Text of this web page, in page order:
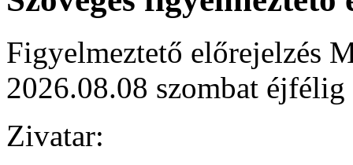
Figyelmeztető előrejelzés
2026.08.08 szombat éjfélig
Zivatar: